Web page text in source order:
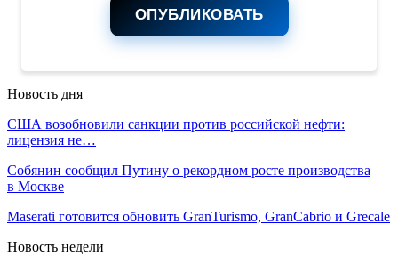
ОПУБЛИКОВАТЬ
Новость дня
США возобновили санкции против российской нефти:
лицензия не…
Собянин сообщил Путину о рекордном росте производства
в Москве
Maserati готовится обновить GranTurismo, GranCabrio и Grecale
Новость недели